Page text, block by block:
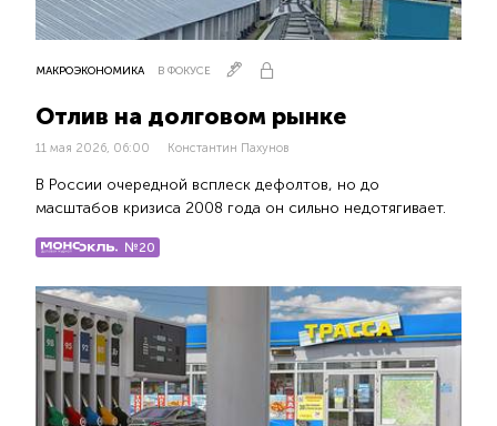
МАКРОЭКОНОМИКА В ФОКУСЕ
Отлив на долговом рынке
11 мая 2026, 06:00 Константин Пахунов
В России очередной всплеск дефолтов, но до
масштабов кризиса 2008 года он сильно недотягивает.
№20